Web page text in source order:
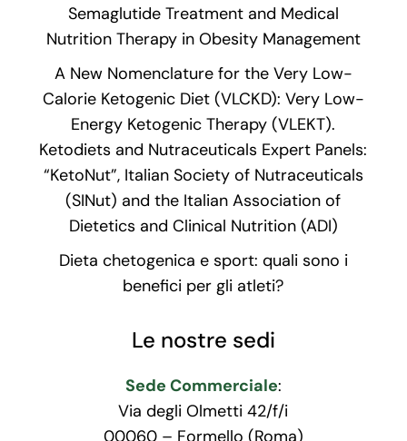
Semaglutide Treatment and Medical
Nutrition Therapy in Obesity Management
A New Nomenclature for the Very Low-
Calorie Ketogenic Diet (VLCKD): Very Low-
Energy Ketogenic Therapy (VLEKT).
Ketodiets and Nutraceuticals Expert Panels:
“KetoNut”, Italian Society of Nutraceuticals
(SINut) and the Italian Association of
Dietetics and Clinical Nutrition (ADI)
Dieta chetogenica e sport: quali sono i
benefici per gli atleti?
Le nostre sedi
Sede Commerciale:
Via degli Olmetti 42/f/i
00060 – Formello (Roma)